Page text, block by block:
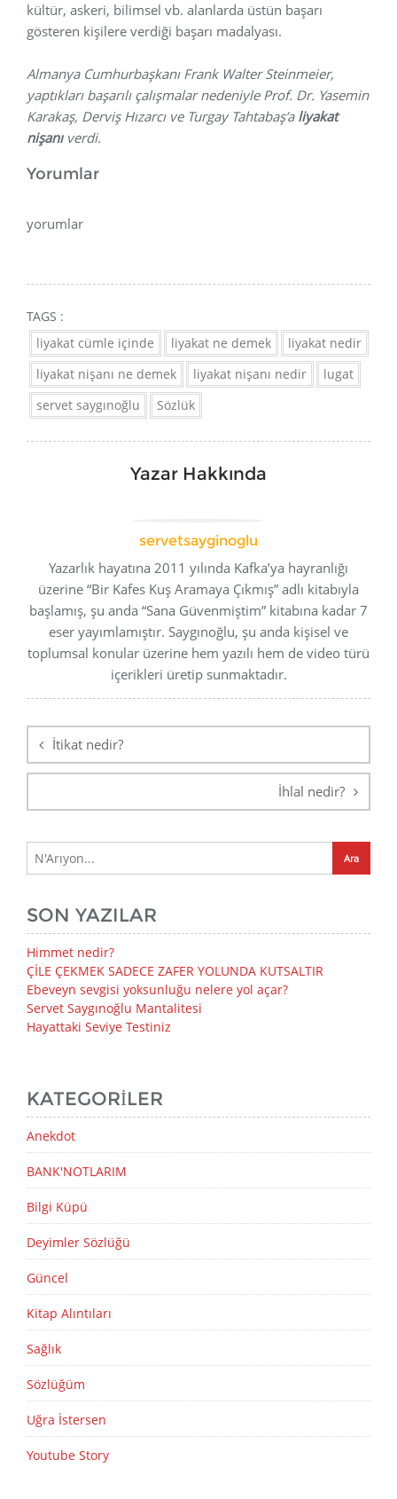
kültür, askeri, bilimsel vb. alanlarda üstün başarı
gösteren kişilere verdiği başarı madalyası.
Almanya Cumhurbaşkanı Frank Walter Steinmeier,
yaptıkları başarılı çalışmalar nedeniyle Prof. Dr. Yasemin
Karakaş, Derviş Hızarcı ve Turgay Tahtabaş’a liyakat
nişanıverdi.
Yorumlar
yorumlar
TAGS :
liyakat cümle içinde
liyakat ne demek
liyakat nedir
liyakat nişanı ne demek
liyakat nişanı nedir
lugat
servet saygınoğlu
Sözlük
Yazar Hakkında
servetsayginoglu
Yazarlık hayatına 2011 yılında Kafka’ya hayranlığı
üzerine “Bir Kafes Kuş Aramaya Çıkmış” adlı kitabıyla
başlamış, şu anda “Sana Güvenmiştim” kitabına kadar 7
eser yayımlamıştır. Saygınoğlu, şu anda kişisel ve
toplumsal konular üzerine hem yazılı hem de video türü
içerikleri üretip sunmaktadır.
gezinmesi
İtikat nedir?
İhlal nedir?
SON YAZILAR
Himmet nedir?
ÇİLE ÇEKMEK SADECE ZAFER YOLUNDA KUTSALTIR
Ebeveyn sevgisi yoksunluğu nelere yol açar?
Servet Saygınoğlu Mantalitesi
Hayattaki Seviye Testiniz
KATEGORILER
Anekdot
BANK'NOTLARIM
Bilgi Küpü
Deyimler Sözlüğü
Güncel
Kitap Alıntıları
Sağlık
Sözlüğüm
Uğra İstersen
Youtube Story